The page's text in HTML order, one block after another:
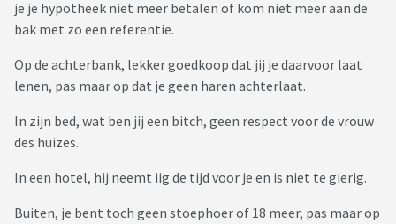
je je hypotheek niet meer betalen of kom niet meer aan de
bak met zo een referentie.
Op de achterbank, lekker goedkoop dat jij je daarvoor laat
lenen, pas maar op dat je geen haren achterlaat.
In zijn bed, wat ben jij een bitch, geen respect voor de vrouw
des huizes.
In een hotel, hij neemt iig de tijd voor je en is niet te gierig.
Buiten, je bent toch geen stoephoer of 18 meer, pas maar op